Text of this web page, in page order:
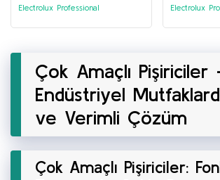
Amaçlı Pişirici (371110)
Electrolux Professional
Amaçlı
Electrolux
Çok Amaçlı Pişiriciler
Endüstriyel
ve Verimli Çözüm
Çok Amaçlı Pişiriciler: